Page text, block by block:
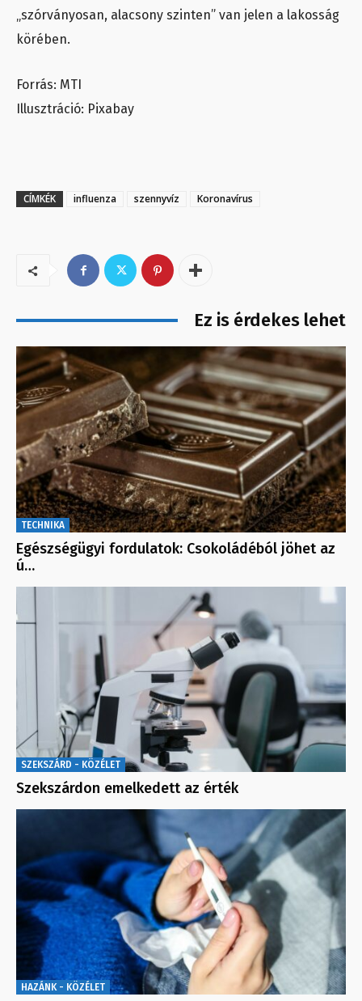
„szórványosan, alacsony szinten” van jelen a lakosság
körében.
Forrás: MTI
Illusztráció: Pixabay
CÍMKÉK influenza szennyvíz Koronavírus
Ez is érdekes lehet
TECHNIKA
Egészségügyi fordulatok: Csokoládéból jöhet az
ú…
SZEKSZÁRD - KÖZÉLET
Szekszárdon emelkedett az érték
HAZÁNK - KÖZÉLET